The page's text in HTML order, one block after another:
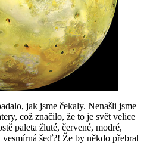
jak jsme čekaly. Nenašli jsme
což značilo, že to je svět velice
paleta žluté, červené, modré,
šeď?! Že by někdo přebral